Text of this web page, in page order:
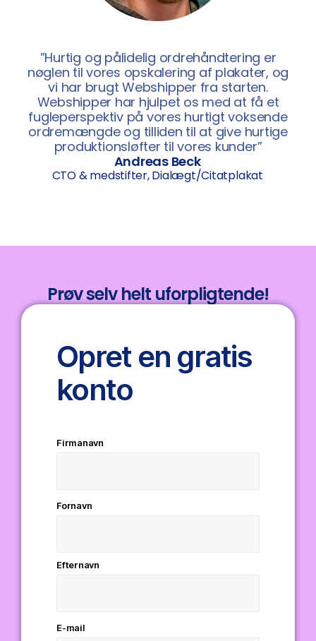
”Hurtig og pålidelig ordrehåndtering er
nøglen til vores opskalering af plakater, og
vi har brugt Webshipper fra starten.
Webshipper har hjulpet os med at få et
fugleperspektiv på vores hurtigt voksende
ordremængde og tilliden til at give hurtige
produktionsløfter til vores kunder”
Andreas Beck
CTO & medstifter, Dialægt/Citatplakat
Prøv selv helt uforpligtende!
Opret en gratis
konto
Firmanavn
Fornavn
Efternavn
E-mail